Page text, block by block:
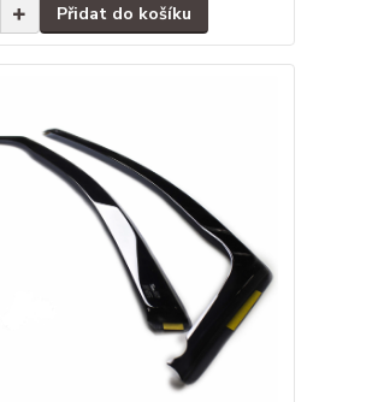
Přidat do košíku